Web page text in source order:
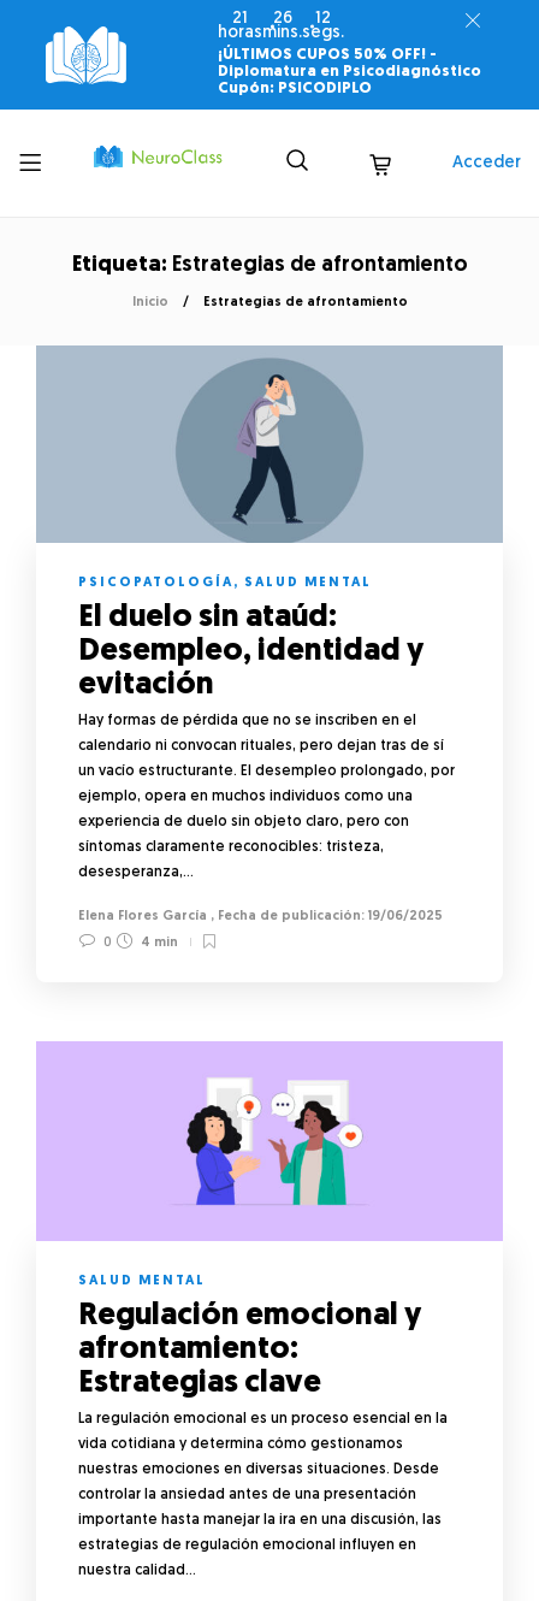
21
horas
26
mins.
12
segs.
¡ÚLTIMOS CUPOS 50% OFF! -
Diplomatura en Psicodiagnóstico
Cupón: PSICODIPLO
Toggle
menu
Acceder
Etiqueta: Estrategias de afrontamiento
Inicio Estrategias de afrontamiento
PSICOPATOLOGÍA, SALUD MENTAL
El duelo sin ataúd:
Desempleo, identidad y
evitación
Hay formas de pérdida que no se inscriben en el
calendario ni convocan rituales, pero dejan tras de sí
un vacío estructurante. El desempleo prolongado, por
ejemplo, opera en muchos individuos como una
experiencia de duelo sin objeto claro, pero con
síntomas claramente reconocibles: tristeza,
desesperanza,…
Elena Flores García ,
19/06/2025
0
4 min
SALUD MENTAL
Regulación emocional y
afrontamiento:
Estrategias clave
La regulación emocional es un proceso esencial en la
vida cotidiana y determina cómo gestionamos
nuestras emociones en diversas situaciones. Desde
controlar la ansiedad antes de una presentación
importante hasta manejar la ira en una discusión, las
estrategias de regulación emocional influyen en
nuestra calidad…